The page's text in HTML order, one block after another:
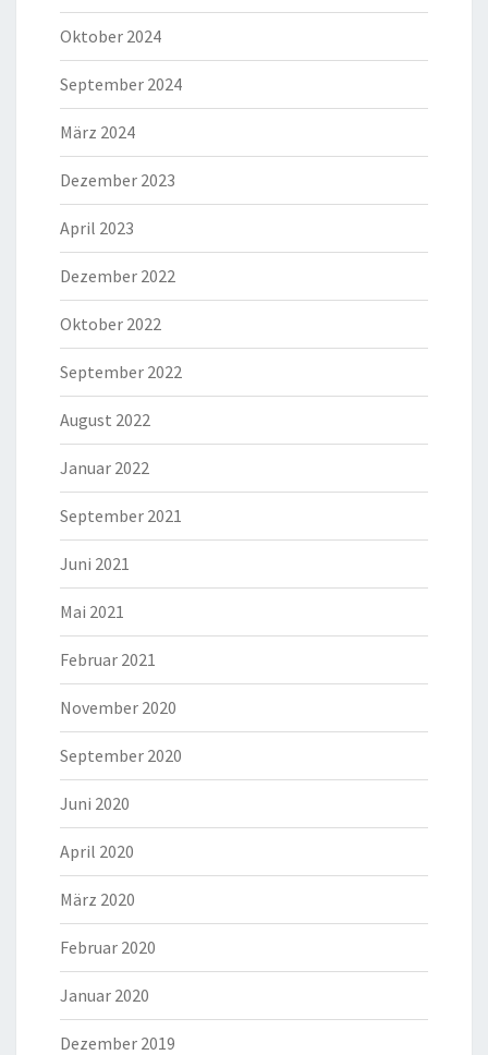
Oktober 2024
September 2024
März 2024
Dezember 2023
April 2023
Dezember 2022
Oktober 2022
September 2022
August 2022
Januar 2022
September 2021
Juni 2021
Mai 2021
Februar 2021
November 2020
September 2020
Juni 2020
April 2020
März 2020
Februar 2020
Januar 2020
Dezember 2019